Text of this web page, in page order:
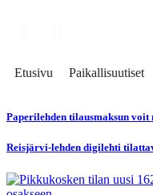
Etusivu Paikallisuutiset
Paperilehden tilausmaksun voit
Reisjärvi-lehden digilehti